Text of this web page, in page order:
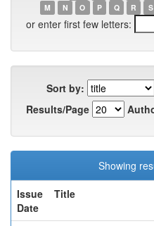
M
N O P Q R S
or enter first few letters:
Sort by:
Results/Page
Showing
Issue
Date
Title